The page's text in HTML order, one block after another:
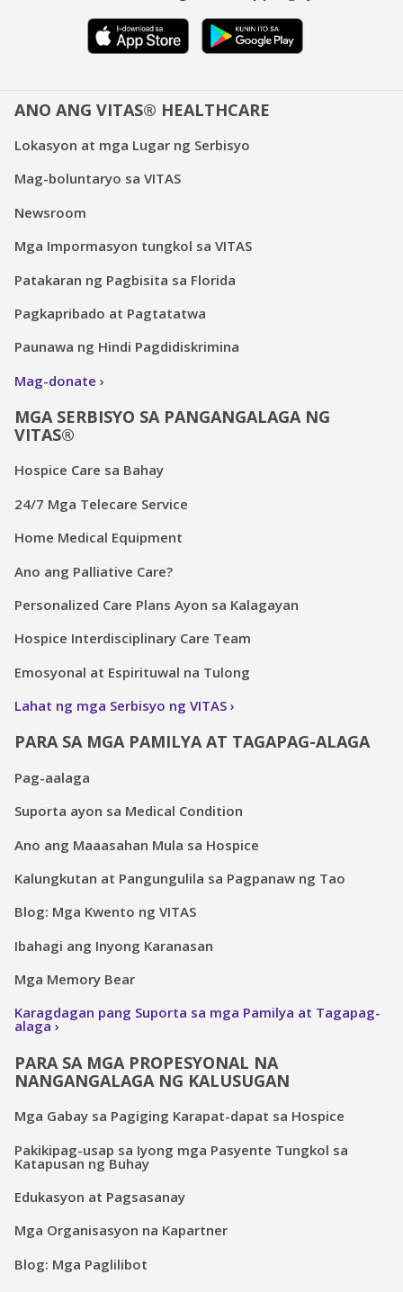
ANO ANG VITAS® HEALTHCARE
Lokasyon at mga Lugar ng Serbisyo
Mag-boluntaryo sa VITAS
Newsroom
Mga Impormasyon tungkol sa VITAS
Patakaran ng Pagbisita sa Florida
Pagkapribado at Pagtatatwa
Paunawa ng Hindi Pagdidiskrimina
Mag-donate
MGA SERBISYO SA PANGANGALAGA NG
VITAS®
Hospice Care sa Bahay
24/7 Mga Telecare Service
Home Medical Equipment
Ano ang Palliative Care?
Personalized Care Plans Ayon sa Kalagayan
Hospice Interdisciplinary Care Team
Emosyonal at Espirituwal na Tulong
Lahat ng mga Serbisyo ng VITAS
PARA SA MGA PAMILYA AT TAGAPAG-ALAGA
Pag-aalaga
Suporta ayon sa Medical Condition
Ano ang Maaasahan Mula sa Hospice
Kalungkutan at Pangungulila sa Pagpanaw ng Tao
Blog: Mga Kwento ng VITAS
Ibahagi ang Inyong Karanasan
Mga Memory Bear
Karagdagan pang Suporta sa mga Pamilya at Tagapag-
alaga
PARA SA MGA PROPESYONAL NA
NANGANGALAGA NG KALUSUGAN
Mga Gabay sa Pagiging Karapat-dapat sa Hospice
Pakikipag-usap sa Iyong mga Pasyente Tungkol sa
Katapusan ng Buhay
Edukasyon at Pagsasanay
Mga Organisasyon na Kapartner
Blog: Mga Paglilibot